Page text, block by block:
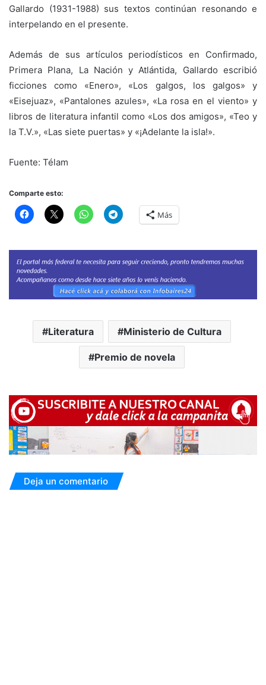
Gallardo (1931-1988) sus textos continúan resonando e
interpelando en el presente.
Además de sus artículos periodísticos en Confirmado,
Primera Plana, La Nación y Atlántida, Gallardo escribió
ficciones como «Enero», «Los galgos, los galgos» y
«Eisejuaz», «Pantalones azules», «La rosa en el viento» y
libros de literatura infantil como «Los dos amigos», «Teo y
la T.V.», «Las siete puertas» y «¡Adelante la isla!».
Fuente: Télam
Comparte esto:
Más
Literatura Ministerio de Cultura
Premio de novela
Deja un comentario